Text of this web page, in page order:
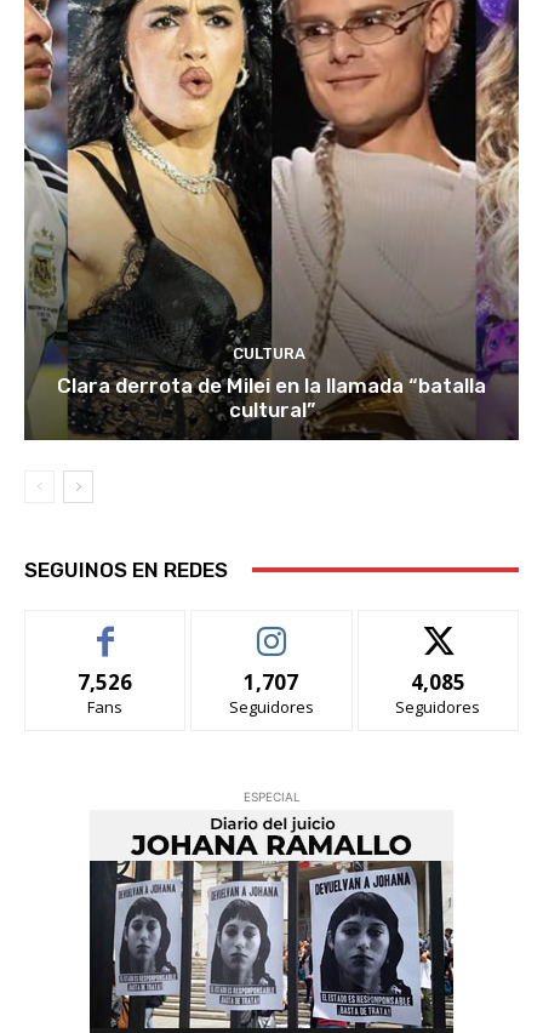
CULTURA
Clara derrota de Milei en la llamada “batalla
cultural”
SEGUINOS EN REDES
7,526
Fans
1,707
Seguidores
4,085
Seguidores
ESPECIAL